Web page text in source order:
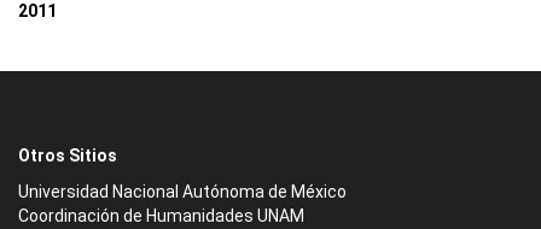
2011
Otros Sitios
Universidad Nacional Autónoma de México
Coordinación de Humanidades UNAM